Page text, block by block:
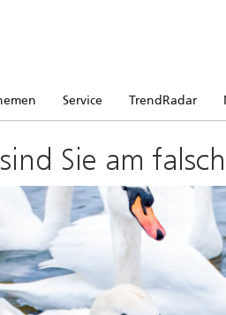
Service TrendRadar
Sie am